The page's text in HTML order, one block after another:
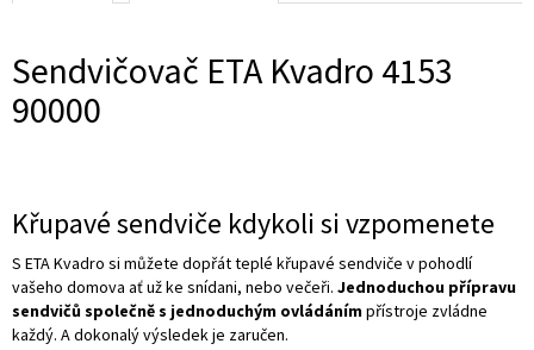
Sendvičovač ETA Kvadro 4153
90000
Křupavé sendviče kdykoli si vzpomenete
S ETA Kvadro si můžete dopřát teplé křupavé sendviče v pohodlí
vašeho domova ať už ke snídani, nebo večeři. Jednoduchou přípravu
sendvičů společně s jednoduchým ovládánímpřístroje zvládne
každý. A dokonalý výsledek je zaručen.